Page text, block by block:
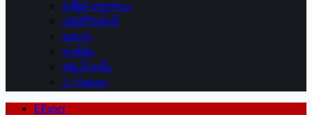
ప్రత్యేక వ్యాసాలు
ఎడిటోరియల్
అరుగు
సంకేతం
దక్కన్.కామ్
24 గంటలు
EPaper